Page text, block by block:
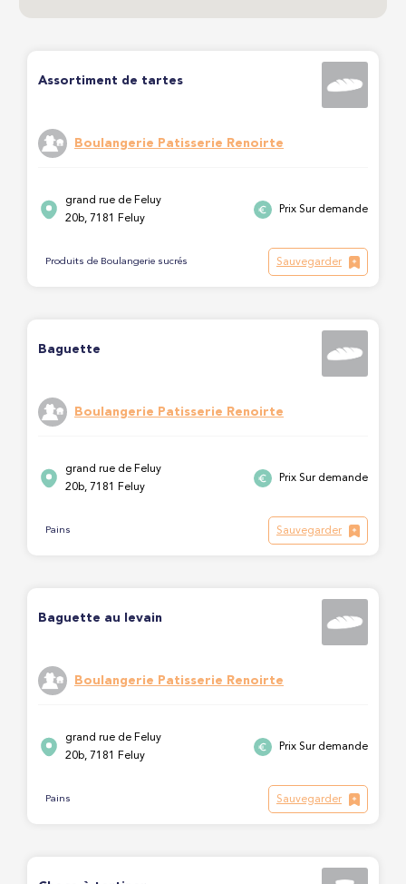
Assortiment de tartes
Boulangerie Patisserie Renoirte
grand rue de Feluy
20b, 7181 Feluy
Prix Sur demande
Produits de Boulangerie sucrés Sauvegarder
Baguette
Boulangerie Patisserie Renoirte
grand rue de Feluy
20b, 7181 Feluy
Prix Sur demande
Pains Sauvegarder
Baguette au levain
Boulangerie Patisserie Renoirte
grand rue de Feluy
20b, 7181 Feluy
Prix Sur demande
Pains Sauvegarder